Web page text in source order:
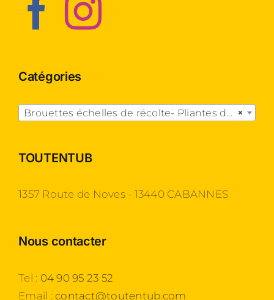
Catégories
×
Brouettes échelles de récolte- Pliantes dégagées
TOUTENTUB
1357 Route de Noves - 13440 CABANNES
Nous contacter
Tel : 04 90 95 23 52
Email :contact@toutentub.com